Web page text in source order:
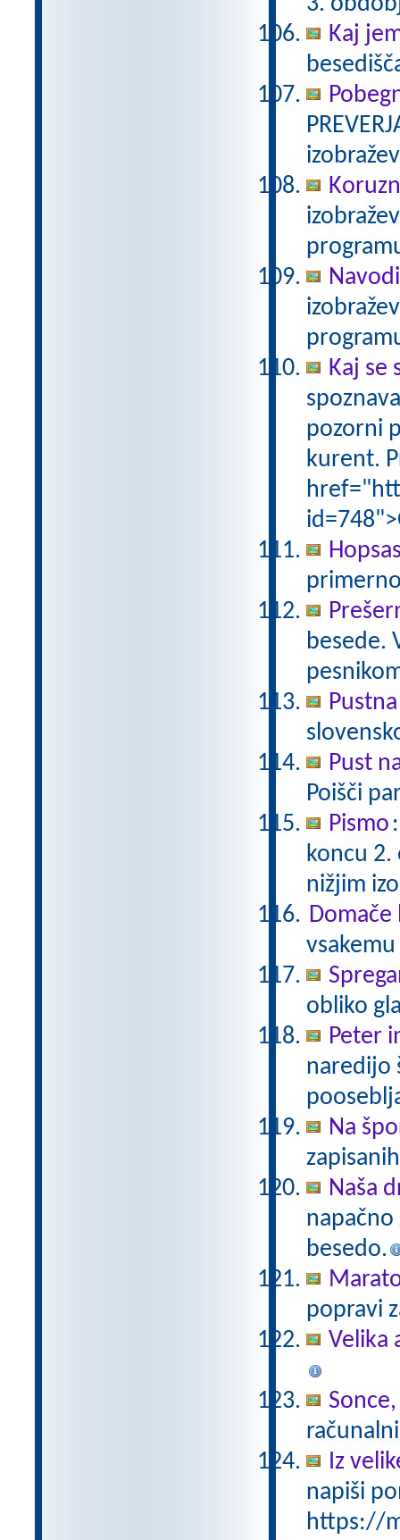
Kaj
Kaj se
pozorni
kurent.
besede.
Pust
Poišči
Pismo
koncu 2.
nižjim
Domače
obliko
Peter
naredijo
Na
Naša
besedo.
popravi
Velika
Iz
napiši
https://